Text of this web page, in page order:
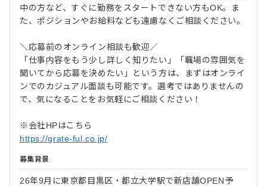
中の方など、すぐに勤務をスタートできない方もOK。ま
た、ポジションやお給料なども遠慮なくご相談ください。
＼応募前のオンライン相談も歓迎／
「仕事内容をもう少し詳しく知りたい」「職場の雰囲気を
聞いてから応募を決めたい」という方は、まずはオンライ
ンでのカジュアル面談も可能です。選考ではありませんの
で、気になることをお気軽にご相談ください！
※会社HPはこちら
https://grate-ful.co.jp/
募集背景
26年9月に東京都目黒区・都立大学駅で新店舗OPEN予